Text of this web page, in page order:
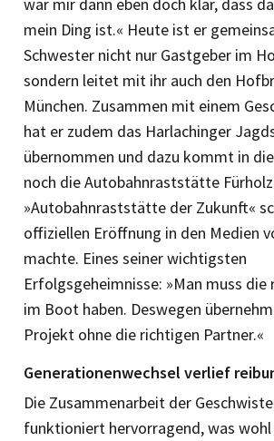
mein Ding ist.« Heute ist er
Schwester nicht nur Gastgeber im
sondern leitet mit ihr auch den
München. Zusammen mit einem
hat er zudem das Harlachinger
übernommen und dazu kommt in
noch die Autobahnraststätte
»Autobahnraststätte der Zukunft«
offiziellen Eröffnung in den Medien
machte. Eines seiner wichtigsten
Erfolgsgeheimnisse: »Man muss
im Boot haben. Deswegen
Projekt ohne die richtigen Partner.«
Generationenwechsel verlief
Die Zusammenarbeit der
funktioniert hervorragend, was wohl